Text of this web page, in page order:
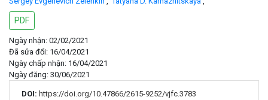
PDF
Ngày nhận: 02/02/2021
Đã sửa đổi: 16/04/2021
Ngày chấp nhận: 16/04/2021
Ngày đăng: 30/06/2021
DOI: https://doi.org/10.47866/2615-9252/vjfc.3783